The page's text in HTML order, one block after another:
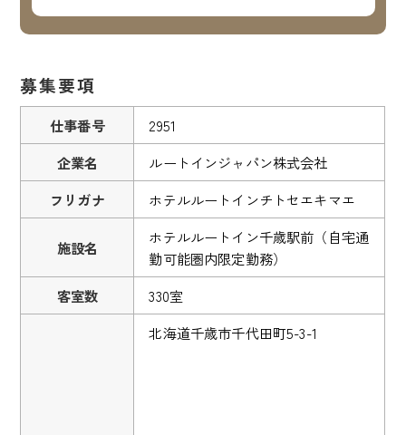
募集要項
仕事番号
2951
企業名
ルートインジャパン株式会社
フリガナ
ホテルルートインチトセエキマエ
施設名
ホテルルートイン千歳駅前（自宅通
勤可能圏内限定勤務）
客室数
330室
北海道千歳市千代田町5-3-1